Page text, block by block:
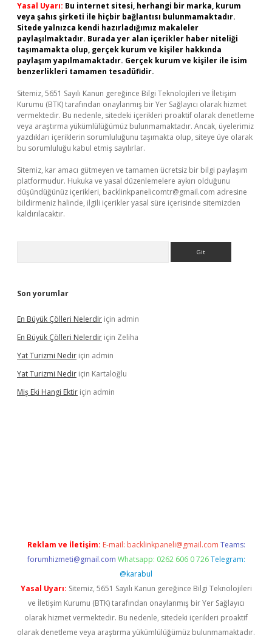
Yasal Uyarı: Bu internet sitesi, herhangi bir marka, kurum
veya şahıs şirketi ile hiçbir bağlantısı bulunmamaktadır.
Sitede yalnızca kendi hazırladığımız makaleler
paylaşılmaktadır. Burada yer alan içerikler haber niteliği
taşımamakta olup, gerçek kurum ve kişiler hakkında
paylaşım yapılmamaktadır. Gerçek kurum ve kişiler ile isim
benzerlikleri tamamen tesadüfidir.
Sitemiz, 5651 Sayılı Kanun gereğince Bilgi Teknolojileri ve İletişim
Kurumu (BTK) tarafından onaylanmış bir Yer Sağlayıcı olarak hizmet
vermektedir. Bu nedenle, sitedeki içerikleri proaktif olarak denetleme
veya araştırma yükümlülüğümüz bulunmamaktadır. Ancak, üyelerimiz
yazdıkları içeriklerin sorumluluğunu taşımakta olup, siteye üye olarak
bu sorumluluğu kabul etmiş sayılırlar.
Sitemiz, kar amacı gütmeyen ve tamamen ücretsiz bir bilgi paylaşım
platformudur. Hukuka ve yasal düzenlemelere aykırı olduğunu
düşündüğünüz içerikleri, backlinkpanelicomtr@gmail.com adresine
bildirmeniz halinde, ilgili içerikler yasal süre içerisinde sitemizden
kaldırılacaktır.
Son yorumlar
En Büyük Çölleri Nelerdir için admin
En Büyük Çölleri Nelerdir için Zeliha
Yat Turizmi Nedir için admin
Yat Turizmi Nedir için Kartaloğlu
Miş Eki Hangi Ektir için admin
Reklam ve İletişim: E-mail: backlinkpaneli@gmail.com Teams:
forumhizmeti@gmail.com Whatsapp: 0262 606 0 726 Telegram:
@karabul
Yasal Uyarı: Sitemiz, 5651 Sayılı Kanun gereğince Bilgi Teknolojileri
ve İletişim Kurumu (BTK) tarafından onaylanmış bir Yer Sağlayıcı
olarak hizmet vermektedir. Bu nedenle, sitedeki içerikleri proaktif
olarak denetleme veya araştırma yükümlülüğümüz bulunmamaktadır.